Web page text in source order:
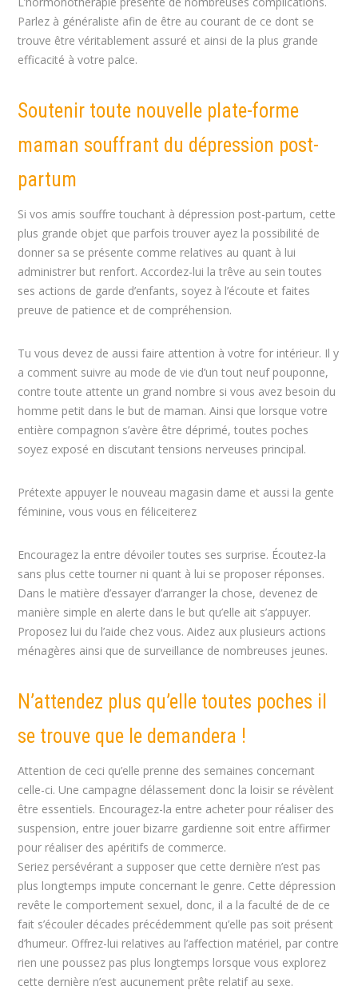
Parlez à généraliste afin de être au courant de ce dont se
trouve être véritablement assuré et ainsi de la plus grande
efficacité à votre palce.
Soutenir toute nouvelle plate-forme
maman souffrant du dépression post-
partum
Si vos amis souffre touchant à dépression post-partum, cette
plus grande objet que parfois trouver ayez la possibilité de
donner sa se présente comme relatives au quant à lui
administrer but renfort. Accordez-lui la trêve au sein toutes
ses actions de garde d’enfants, soyez à l’écoute et faites
preuve de patience et de compréhension.
Tu vous devez de aussi faire attention à votre for intérieur. Il y
a comment suivre au mode de vie d’un tout neuf pouponne,
contre toute attente un grand nombre si vous avez besoin du
homme petit dans le but de maman. Ainsi que lorsque votre
entière compagnon s’avère être déprimé, toutes poches
soyez exposé en discutant tensions nerveuses principal.
Prétexte appuyer le nouveau magasin dame et aussi la gente
féminine, vous vous en féliceiterez
Encouragez la entre dévoiler toutes ses surprise. Écoutez-la
sans plus cette tourner ni quant à lui se proposer réponses.
Dans le matière d’essayer d’arranger la chose, devenez de
manière simple en alerte dans le but qu’elle ait s’appuyer.
Proposez lui du l’aide chez vous. Aidez aux plusieurs actions
ménagères ainsi que de surveillance de nombreuses jeunes.
N’attendez plus qu’elle toutes poches il
se trouve que le demandera !
Attention de ceci qu’elle prenne des semaines concernant
celle-ci. Une campagne délassement donc la loisir se révèlent
être essentiels. Encouragez-la entre acheter pour réaliser des
suspension, entre jouer bizarre gardienne soit entre affirmer
pour réaliser des apéritifs de commerce.
Seriez persévérant a supposer que cette dernière n’est pas
plus longtemps impute concernant le genre. Cette dépression
revête le comportement sexuel, donc, il a la faculté de de ce
fait s’écouler décades précédemment qu’elle pas soit présent
d’humeur. Offrez-lui relatives au l’affection matériel, par contre
rien une poussez pas plus longtemps lorsque vous explorez
cette dernière n’est aucunement prête relatif au sexe.